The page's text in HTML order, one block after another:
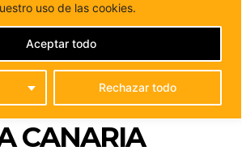
uso de las cookies.
Rechazar todo
Aceptar todo
LOS
SITÚA POR
VEZ ANTIGUA
DE ASCENSO
CANARIA